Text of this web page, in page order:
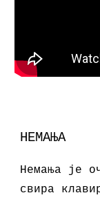
НЕМАЊА
Немања је
свира